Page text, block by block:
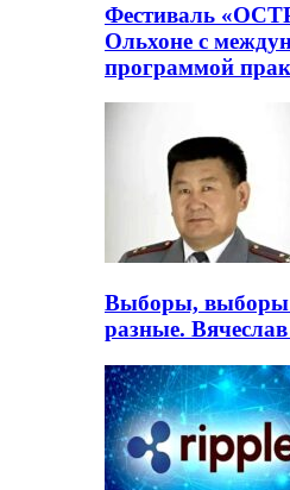
Фестиваль
Ольхоне с
программой
Выборы,
разные.